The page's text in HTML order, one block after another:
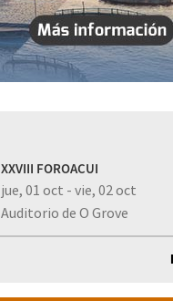
XXVIII FOROACUI
jue, 01 oct - vie, 02 oct
Auditorio de O Grove